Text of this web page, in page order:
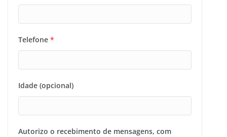
Telefone *
Idade (opcional)
Autorizo o recebimento de mensagens, com